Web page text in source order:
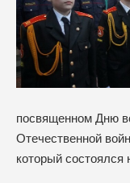
посвященном Дню
Отечественной
который состоялся